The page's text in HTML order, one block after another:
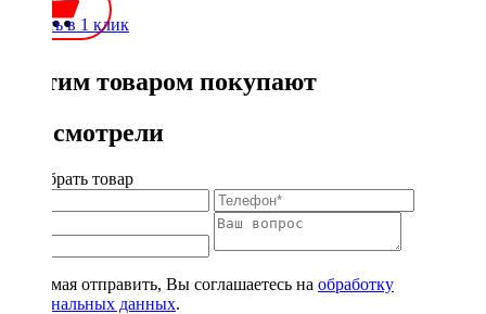
Купить в 1 клик
С этим товаром покупают
Вы смотрели
Подобрать товар
Нажимая отправить, Вы соглашаетесь на обработку
персональных данных.